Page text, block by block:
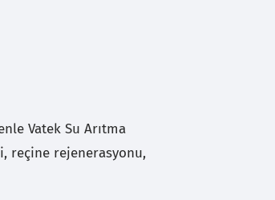
Vatek Su Arıtma
reçine rejenerasyonu,